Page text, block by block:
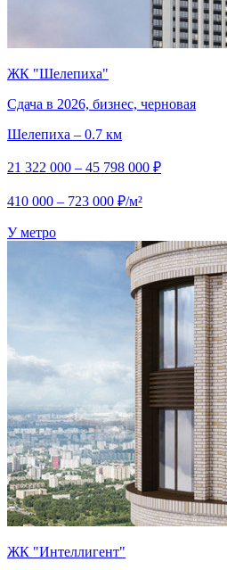
ЖК "Шелепиха"
Сдача в 2026, бизнес, черновая
Шелепиха – 0.7 км
21 322 000 – 45 798 000 ₽
410 000 – 723 000 ₽/м²
У метро
ЖК "Интеллигент"